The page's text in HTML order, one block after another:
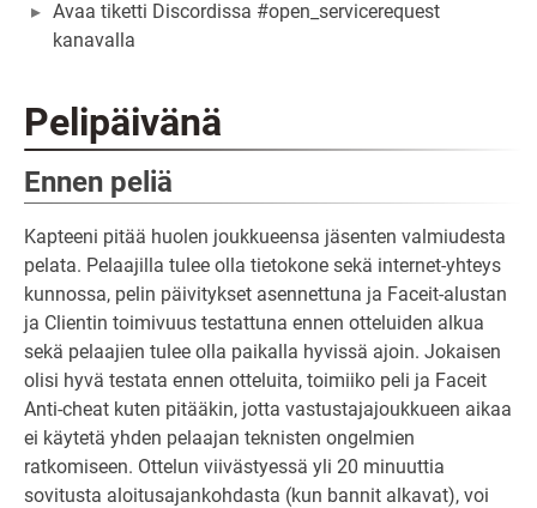
Avaa tiketti Discordissa #open_servicerequest
kanavalla
Pelipäivänä
Ennen peliä
Kapteeni pitää huolen joukkueensa jäsenten valmiudesta
pelata. Pelaajilla tulee olla tietokone sekä internet-yhteys
kunnossa, pelin päivitykset asennettuna ja Faceit-alustan
ja Clientin toimivuus testattuna ennen otteluiden alkua
sekä pelaajien tulee olla paikalla hyvissä ajoin. Jokaisen
olisi hyvä testata ennen otteluita, toimiiko peli ja Faceit
Anti-cheat kuten pitääkin, jotta vastustajajoukkueen aikaa
ei käytetä yhden pelaajan teknisten ongelmien
ratkomiseen. Ottelun viivästyessä yli 20 minuuttia
sovitusta aloitusajankohdasta (kun bannit alkavat), voi